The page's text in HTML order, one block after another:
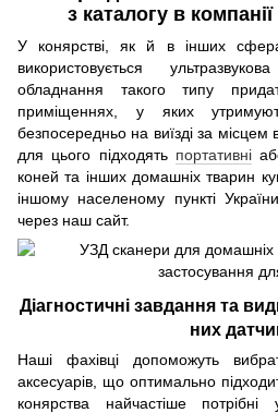
з каталогу в
У конярстві, як й в інших
використовується
обладнання такого типу
приміщеннях, у яких
безпосередньо на виїзді за
для цього підходять портативні
коней та інших домашніх тварин
іншому населеному пункті
через наш сайт.
Діагностичні завдання та
них
Наші фахівці допоможуть
аксесуарів, що оптимально
конярства найчастіше потрібні